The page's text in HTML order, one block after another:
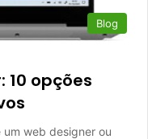
Blog
10 opções
web designer ou